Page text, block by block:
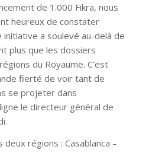
de 1.000 Fikra, nous
heureux de constater
initiative a soulevé au-delà de
plus que les dossiers
du Royaume. C’est
fierté de voir tant de
se projeter dans
le directeur général de
régions : Casablanca –